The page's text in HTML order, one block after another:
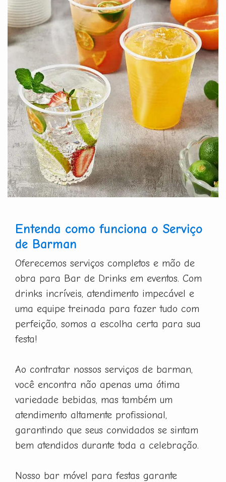
Entenda como funciona o Serviço
de Barman
Oferecemos serviços completos e mão de
obra para Bar de Drinks em eventos. Com
drinks incríveis, atendimento impecável e
uma equipe treinada para fazer tudo com
perfeição, somos a escolha certa para sua
festa!
Ao contratar nossos serviços de barman,
você encontra não apenas uma ótima
variedade bebidas, mas também um
atendimento altamente profissional,
garantindo que seus convidados se sintam
bem atendidos durante toda a celebração.
Nosso bar móvel para festas garante